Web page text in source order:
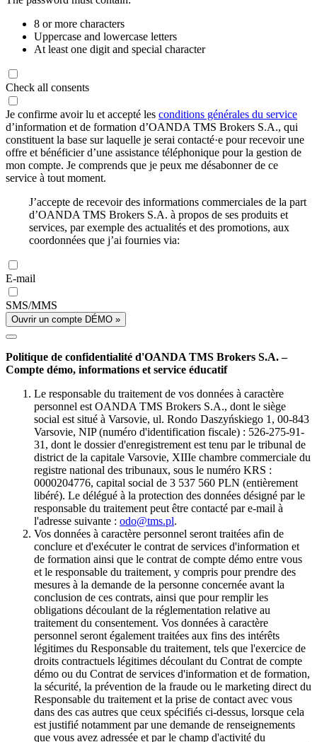
8 or more characters
Uppercase and lowercase letters
At least one digit and special character
Check all consents
Je confirme avoir lu et accepté les conditions générales du service
d’information et de formation d’OANDA TMS Brokers S.A., qui
constituent la base sur laquelle je serai contacté·e pour recevoir une
offre et bénéficier d’une assistance téléphonique pour la gestion de
mon compte. Je comprends que je peux me désabonner de ce
service à tout moment.
J’accepte de recevoir des informations commerciales de la part
d’OANDA TMS Brokers S.A. à propos de ses produits et
services, par exemple des actualités et des promotions, aux
coordonnées que j’ai fournies via:
E-mail
SMS/MMS
Ouvrir un compte DÉMO »
Politique de confidentialité d'OANDA TMS Brokers S.A. –
Compte démo, informations et service éducatif
Le responsable du traitement de vos données à caractère
personnel est OANDA TMS Brokers S.A., dont le siège
social est situé à Varsovie, ul. Rondo Daszyńskiego 1, 00-843
Varsovie, NIP (numéro d'identification fiscale) : 526-275-91-
31, dont le dossier d'enregistrement est tenu par le tribunal de
district de la capitale Varsovie, XIIIe chambre commerciale du
registre national des tribunaux, sous le numéro KRS :
0000204776, capital social de 3 537 560 PLN (entièrement
libéré). Le délégué à la protection des données désigné par le
responsable du traitement peut être contacté par e-mail à
l'adresse suivante : odo@tms.pl.
Vos données à caractère personnel seront traitées afin de
conclure et d'exécuter le contrat de services d'information et
de formation ainsi que le contrat de compte démo entre vous
et le responsable du traitement, y compris pour prendre des
mesures à la demande de la personne concernée avant la
conclusion de ces contrats, ainsi que pour remplir les
obligations découlant de la réglementation relative au
traitement du consentement. Vos données à caractère
personnel seront également traitées aux fins des intérêts
légitimes du Responsable du traitement, tels que l'exercice de
droits contractuels légitimes découlant du Contrat de compte
démo ou du Contrat de services d'information et de formation,
la sécurité, la prévention de la fraude ou le marketing direct du
Responsable du traitement et la prise de contact avec vous
dans des cas autres que ceux spécifiés ci-dessus, lorsque cela
est justifié notamment par une demande de renseignements
que vous avez adressée et par le champ d'activité du